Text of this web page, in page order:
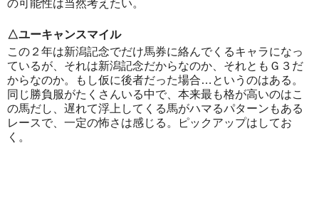
の可能性は当然考えたい。
△ユーキャンスマイル
この２年は新潟記念でだけ馬券に絡んでくるキャラになっ
ているが、それは新潟記念だからなのか、それともＧ３だ
からなのか。もし仮に後者だった場合…というのはある。
同じ勝負服がたくさんいる中で、本来最も格が高いのはこ
の馬だし、遅れて浮上してくる馬がハマるパターンもある
レースで、一定の怖さは感じる。ピックアップはしてお
く。